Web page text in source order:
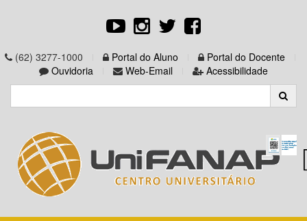
(62) 3277-1000 Portal do Aluno
Portal do Docente
Ouvidoria
Web-Email Acessibilidade